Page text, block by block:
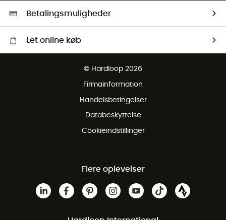
HardGreen Udvalg
Betalingsmuligheder
Let online køb
© Hardloop 2026
Firmainformation
Handelsbetingelser
Databeskyttelse
Cookieindstillinger
Flere oplevelser